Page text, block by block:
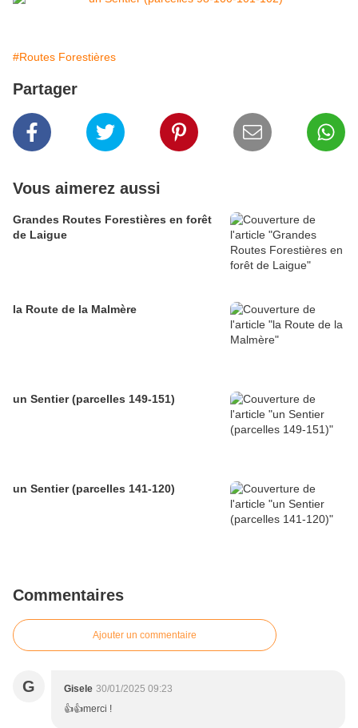
#Routes Forestières
Partager
Vous aimerez aussi
Grandes Routes Forestières en forêt
de Laigue
la Route de la Malmère
un Sentier (parcelles 149-151)
un Sentier (parcelles 141-120)
Commentaires
Ajouter un commentaire
G Gisele 30/01/2025 09:23
👍👍merci !